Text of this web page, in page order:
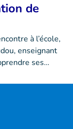
de
à l’école,
enseignant
ses…